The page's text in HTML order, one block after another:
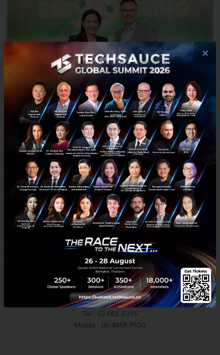
KBank เตรียมทุ่มงบ เกือบแสนล้านบาท ลงทุนในเทคและสตาร์ท
อัพ ใน 3 ปี เสริมแกร่งธนาคารแห่งภูมิภาค AEC+3
KBank เตรียมทุ่มงบเกือบแสนล้านบาท เน้นลงทุนในเทคและสตาร์ทอัพ
ภายใน 3 ปี เพื่อเสริมแกร่งเครือข่ายบริการในภูมิภาค เพื่อส่งมอบบริการเข้า
ถึงผู้ใช้งานในท้องถิ่นด้วยเทคโนโลยีแบบชาเลนเจอร...
สิงหาคม 7, 2022| ByTechsauce Team
News kbank aec+3 startup startup-ecosystem
E-mail :contact@techsauce.co
Tel : 02-001-5375
Mobile : 06-4658-9500
×